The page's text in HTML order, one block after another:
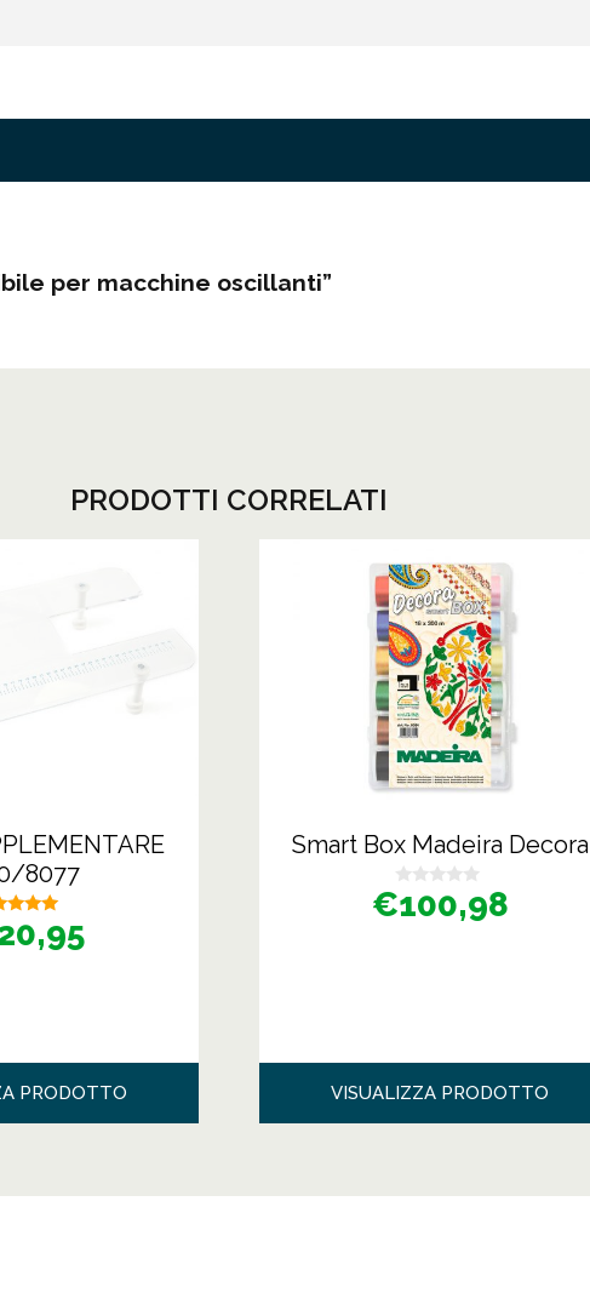
per macchine oscillanti”
PRODOTTI CORRELATI
8077
5.00
5
PRODOTTO
Smart Box Madeira Decora
0
s
€100,98
VISUALIZZA PRODOTTO